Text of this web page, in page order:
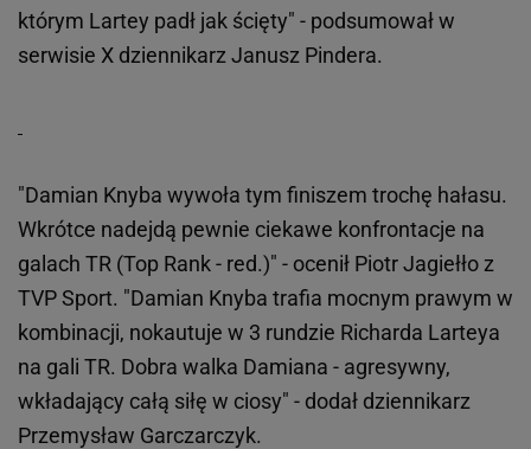
którym Lartey padł jak ścięty" - podsumował w
serwisie X dziennikarz Janusz Pindera.
"Damian Knyba wywoła tym finiszem trochę hałasu.
Wkrótce nadejdą pewnie ciekawe konfrontacje na
galach TR (Top Rank - red.)" - ocenił Piotr Jagiełło z
TVP Sport. "Damian Knyba trafia mocnym prawym w
kombinacji, nokautuje w 3 rundzie Richarda Larteya
na gali TR. Dobra walka Damiana - agresywny,
wkładający całą siłę w ciosy" - dodał dziennikarz
Przemysław Garczarczyk.